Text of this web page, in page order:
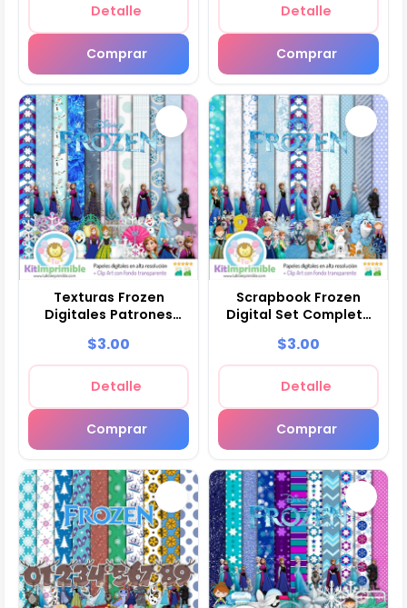
Detalle
Comprar
Detalle
Comprar
Texturas Frozen
Digitales Patrones
$3.00
Detalle
Comprar
Scrapbook Frozen
Digital Set Completo
$3.00
Detalle
Comprar